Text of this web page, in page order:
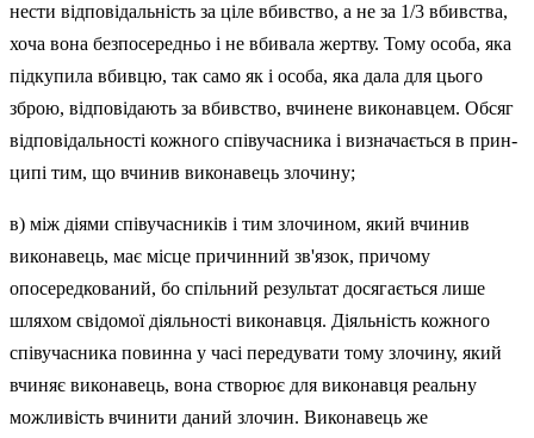
нести відповідальність за ціле вбивство, а не за 1/3 вбивства,
хоча вона безпосередньо і не вбивала жертву. Тому особа, яка
підкупила вбивцю, так само як і особа, яка дала для цього
зброю, відповідають за вбивство, вчинене виконавцем. Обсяг
відповідальності кожного співучасника і визначається в прин­
ципі тим, що вчинив виконавець злочину;
в) між діями співучасників і тим злочином, який вчинив
викона­вець, має місце причинний зв'язок, причому
опосередкований, бо спільний результат досягається лише
шляхом свідомої діяльності виконавця. Діяльність кожного
співучасника повинна у часі переду­вати тому злочину, який
вчиняє виконавець, вона створює для вико­навця реальну
можливість вчинити даний злочин. Виконавець же